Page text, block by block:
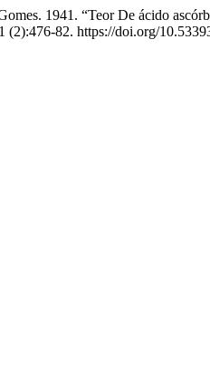
1941. “Teor De ácido
1 (2):476-82. https://doi.org/